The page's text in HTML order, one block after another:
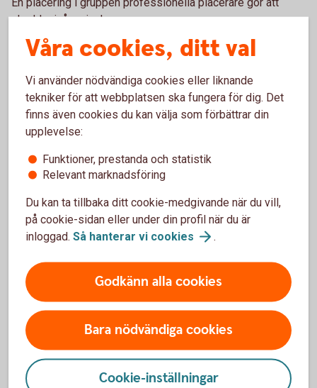
skyddsnivån minskar.
Professionell kund
Professionella kunder antas vara i stånd att fatta sina egna
investeringsbeslut och förstå riskerna med sina
investeringar. De förväntas normalt ha sådana kunskaper att
kunna göra ett investeringsbeslut. Det innebär att den som
är professionell kund själv måste begära den information
som hon eller han anser sig behöva. Vid
investeringsrådgivning gör banken normalt inte någon
bedömning av kundens erfarenhet och kunskaper och inte
inte heller någon bedömning av kundens erfarenhet och
kunskaper. Vid andra typer av tjänster sker till skillnad från
vad som gäller beträffande icke professionella kunder -
ingen bedömning avseende om tjänsten är passande mot
bakgrund av kundens kunskaper och erfarenheter.
Professionella kunder kan på begäran och efter bankens
medgivande flyttas till gruppen icke-professionella kunder
Våra cookies, ditt val
Vi använder nödvändiga cookies eller liknande
tekniker för att webbplatsen ska fungera för dig. Det
finns även cookies du kan välja som förbättrar din
upplevelse:
Funktioner, prestanda och statistik
Relevant marknadsföring
Du kan ta tillbaka ditt cookie-medgivande när du vill,
på cookie-sidan eller under din profil när du är
inloggad. Så hanterar vi cookies .
Godkänn alla cookies
Bara nödvändiga cookies
Cookie-inställningar